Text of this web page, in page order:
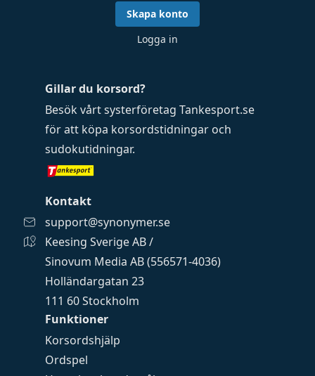
Funktioner
Korsordshjälp
Ordspel
Gillar du korsord?
Besök vårt systerföretag Tankesport.se
för att köpa korsordstidningar och
sudokutidningar.
Kontakt
support@synonymer.se
Keesing Sverige AB /
Sinovum Media AB (556571-4036)
Holländargatan 23
111 60 Stockholm
Skapa konto
Logga in